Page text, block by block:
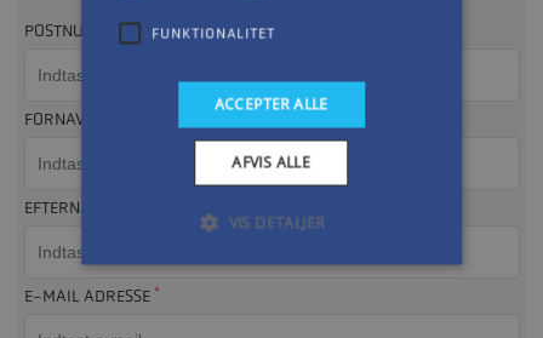
POSTNUMMER
FORNAVN
EFTERNAVN
E-MAIL ADRESSE *
FUNKTIONALITET
ACCEPTER ALLE
AFVIS ALLE
VIS DETALJER